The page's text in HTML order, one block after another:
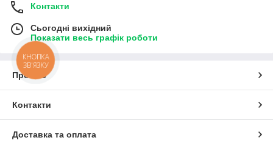
Контакти
Сьогодні вихідний
Показати весь графік роботи
Про нас
Контакти
Доставка та оплата
КНОПКА
ЗВ'ЯЗКУ